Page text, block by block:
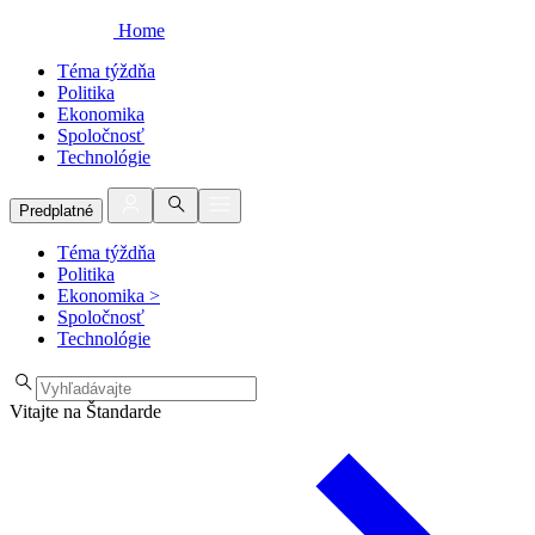
Home
Téma týždňa
Politika
Ekonomika
Spoločnosť
Technológie
Predplatné
Téma týždňa
Politika
Ekonomika >
Spoločnosť
Technológie
Vitajte na Štandarde